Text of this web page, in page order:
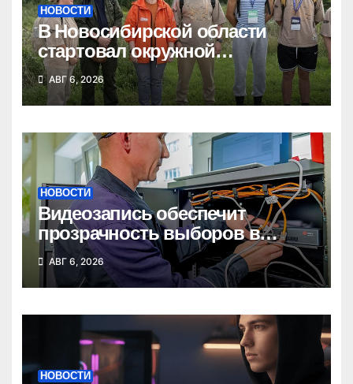
НОВОСТИ
В Новосибирской области
стартовал окружной
туристский слет молодежи
АВГ 6, 2026
НОВОСТИ
Видеозапись обеспечит
прозрачность выборов в
Госдуму в Новосибирской
области
АВГ 6, 2026
НОВОСТИ